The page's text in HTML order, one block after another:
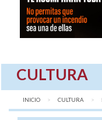
CULTURA
INICIO CULTURA